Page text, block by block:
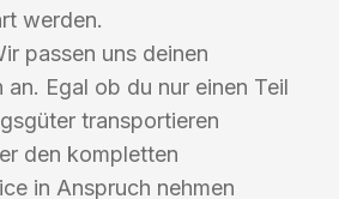
werden.
passen uns deinen
an. Egal ob du nur einen Teil
transportieren
den kompletten
in Anspruch nehmen